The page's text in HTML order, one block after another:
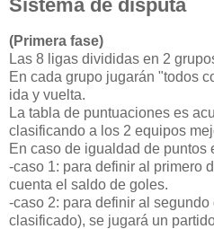
Sistema de disputa
(Primera fase)
Las 8 ligas divididas en 2
En cada grupo jugarán "todos
ida y vuelta.
La tabla de puntuaciones es
clasificando a los 2 equipos
En caso de igualdad de puntos
-caso 1: para definir al primero
cuenta el saldo de goles.
-caso 2: para definir al
clasificado), se jugará un